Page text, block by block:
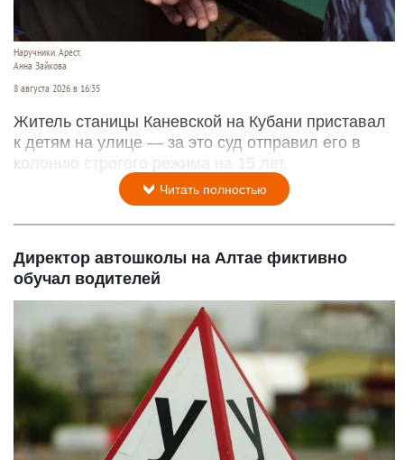
Наручники. Арест.
Анна Зайкова
8 августа 2026 в 16:35
Житель станицы Каневской на Кубани приставал
к детям на улице — за это суд отправил его в
колонию строгого режима на 15 лет.
Читать полностью
Директор автошколы на Алтае фиктивно
обучал водителей